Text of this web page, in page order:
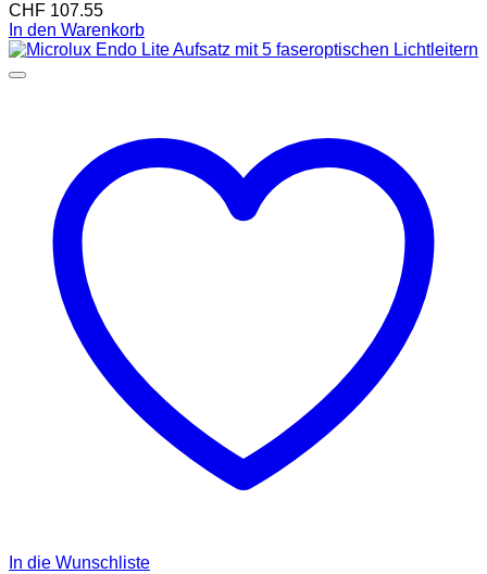
CHF 107.55
In den Warenkorb
In die Wunschliste